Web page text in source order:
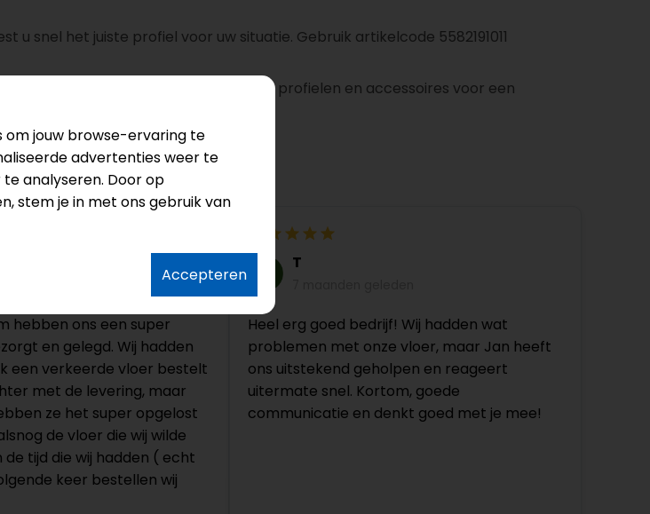
u snel het juiste profiel voor uw situatie. Gebruik artikelcode 5582191011
vloerproject compleet met passende profielen en accessoires voor een
hebben ons een super
en gelegd. Wij hadden
een verkeerde vloer bestelt
met de levering, maar
ze het super opgelost
de vloer die wij wilde
tijd die wij hadden ( echt
keer bestellen wij
T
Heel erg goed bedrijf! Wij hadden wat
problemen met onze vloer, maar Jan heeft
ons uitstekend geholpen en reageert
uitermate snel. Kortom, goede
communicatie en denkt goed met je mee!
om jouw browse-ervaring te
advertenties weer te
analyseren. Door op
stem je in met ons gebruik van
Accepteren